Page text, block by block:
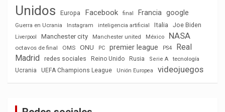
Unidos
Europa Facebook final Francia google
Guerra en Ucrania Instagram inteligencia artificial Italia Joe Biden
Liverpool Manchester city Manchester united México NASA
octavos de final OMS ONU PC premier league PS4
Real
Madrid
redes sociales Reino Unido Rusia Serie A
tecnología
Ucrania
UEFA Champions League Unión Europea videojuegos